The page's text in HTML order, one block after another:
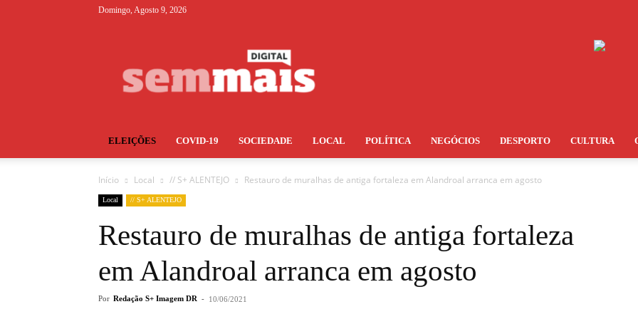
Domingo, Agosto 9, 2026
ELEIÇÕES COVID-19 SOCIEDADE LOCAL POLÍTICA NEGÓCIOS DESPORTO CULTURA
Início Local // S+ ALENTEJO Restauro de muralhas de antiga fortaleza em Alandroal arranca em agosto
Local // S+ ALENTEJO
Restauro de muralhas de antiga fortaleza
em Alandroal arranca em agosto
Por Redação S+ Imagem DR - 10/06/2021